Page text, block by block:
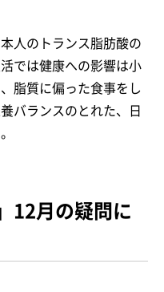
人のトランス脂肪酸の
では健康への影響は小
脂質に偏った食事をし
バランスのとれた、日
12月の疑問に